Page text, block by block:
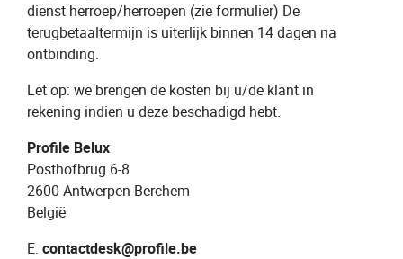
dienst herroep/herroepen (zie formulier) De
terugbetaaltermijn is uiterlijk binnen 14 dagen na
ontbinding.
Let op: we brengen de kosten bij u/de klant in
rekening indien u deze beschadigd hebt.
Profile Belux
Posthofbrug 6-8
2600 Antwerpen-Berchem
België
E: contactdesk@profile.be